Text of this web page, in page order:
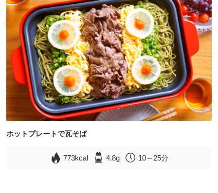
ホットプレートで瓦そば
773kcal 4.8g 10～25分